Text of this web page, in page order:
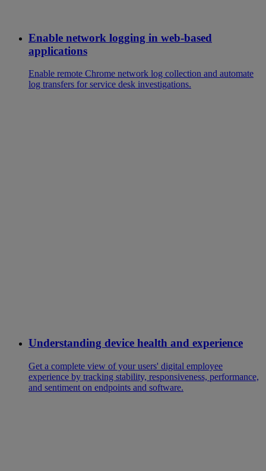
Enable network logging in web-based
applications
Enable remote Chrome network log collection and automate
log transfers for service desk investigations.
Understanding device health and experience
Get a complete view of your users' digital employee
experience by tracking stability, responsiveness, performance,
and sentiment on endpoints and software.